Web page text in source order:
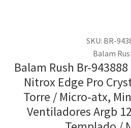
SKU: BR-
Balam
Balam Rush Br-
Nitrox Edge Pro
Torre / Micro-atx,
Ventiladores Argb